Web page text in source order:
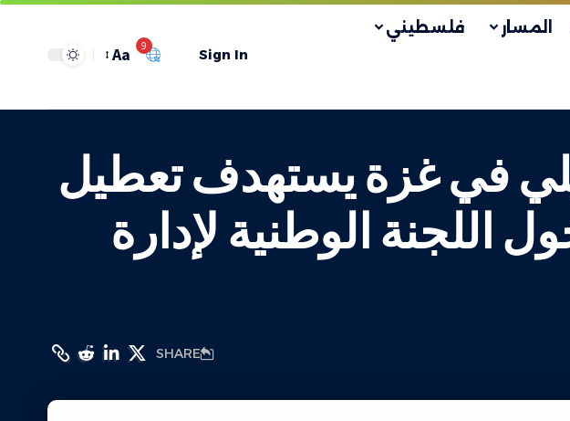
المسار فلسطيني
Sign In
9
Aa
في غزة يستهدف تعطيل
اللجنة الوطنية لإدارة
SHARE